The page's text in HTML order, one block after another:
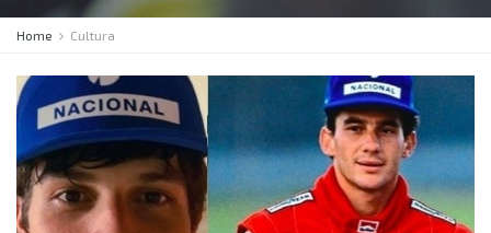
Home Cultura